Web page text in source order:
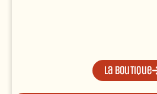
La boutique